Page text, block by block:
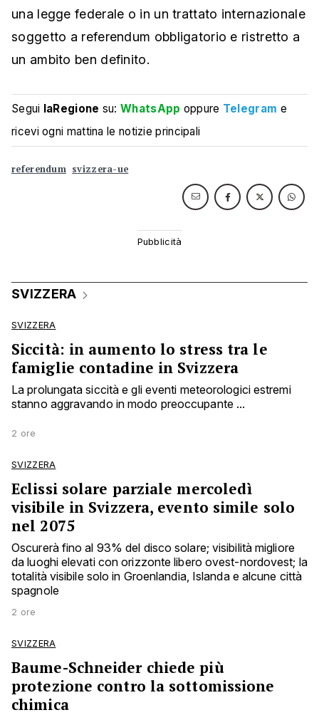
una legge federale o in un trattato internazionale
soggetto a referendum obbligatorio e ristretto a
un ambito ben definito.
Segui laRegione su:WhatsApp oppure Telegram e
ricevi ogni mattina le notizie principali
referendum svizzera-ue
SVIZZERA
SVIZZERA
Siccità: in aumento lo stress tra le
famiglie contadine in Svizzera
La prolungata siccità e gli eventi meteorologici estremi
stanno aggravando in modo preoccupante ...
2 ore
SVIZZERA
Eclissi solare parziale mercoledì
visibile in Svizzera, evento simile solo
nel 2075
Oscurerà fino al 93% del disco solare; visibilità migliore
da luoghi elevati con orizzonte libero ovest-nordovest; la
totalità visibile solo in Groenlandia, Islanda e alcune città
spagnole
2 ore
SVIZZERA
Baume-Schneider chiede più
protezione contro la sottomissione
chimica